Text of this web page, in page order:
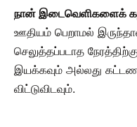
நான் இடைவெளிகளைக்
ஊதியம் பெறாமல்
செலுத்தப்படாத
இயக்கவும் அல்லது
விட்டுவிடவும்.